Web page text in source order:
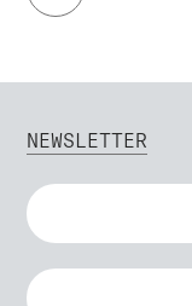
NEWSLETTER